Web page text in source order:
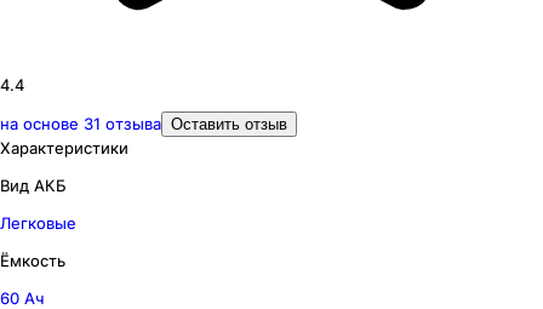
4.4
на основе 31 отзыва Оставить отзыв
Характеристики
Вид АКБ
Легковые
Ёмкость
60 Ач